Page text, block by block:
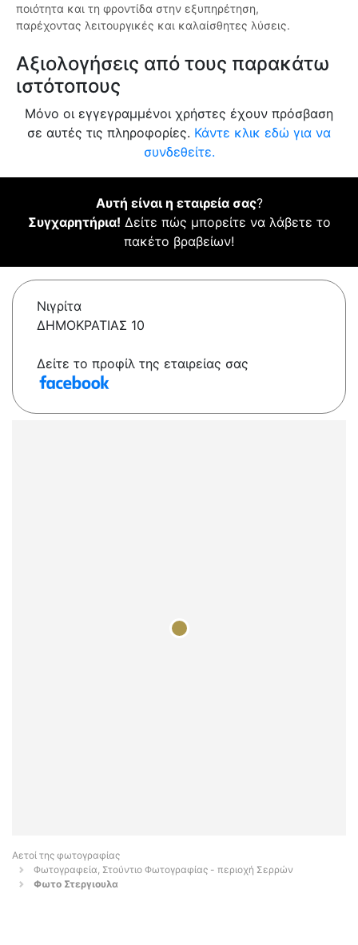
ποιότητα και τη φροντίδα στην εξυπηρέτηση,
παρέχοντας λειτουργικές και καλαίσθητες λύσεις.
Αξιολογήσεις από τους παρακάτω
ιστότοπους
Μόνο οι εγγεγραμμένοι χρήστες έχουν πρόσβαση
σε αυτές τις πληροφορίες. Κάντε κλικ εδώ για να
συνδεθείτε.
Αυτή είναι η εταιρεία σας?
Συγχαρητήρια! Δείτε πώς μπορείτε να λάβετε το
πακέτο βραβείων!
Νιγρίτα
ΔΗΜΟΚΡΑΤΙΑΣ 10
Δείτε το προφίλ της εταιρείας σας
Αετοί της φωτογραφίας
Φωτογραφεία, Στούντιο Φωτογραφίας - περιοχή Σερρών
Φωτο Στεργιουλα